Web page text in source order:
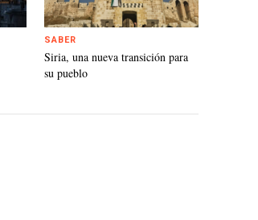
SABER
Siria, una nueva transición para
su pueblo